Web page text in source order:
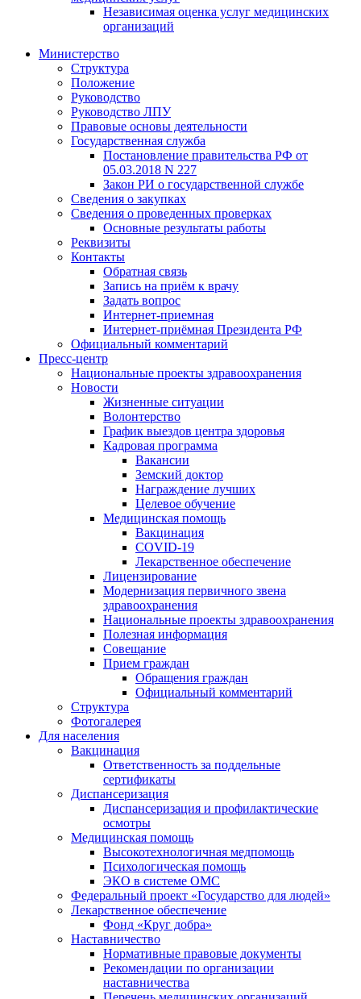
Независимая оценка услуг медицинскиx
организаций
Министерство
Структура
Положение
Руководство
Руководство ЛПУ
Правовые основы деятельности
Государственная служба
Постановление правительства РФ от
05.03.2018 N 227
Закон РИ о государственной службе
Сведения о закупках
Сведения о проведенных проверках
Основные результаты работы
Реквизиты
Контакты
Обратная связь
Запись на приём к врачу
Задать вопрос
Интернет-приемная
Интернет-приёмная Президента РФ
Официальный комментарий
Пресс-центр
Национальные проекты здравоохранения
Новости
Жизненные ситуации
Волонтерство
График выездов центра здоровья
Кадровая программа
Вакансии
Земский доктор
Награждение лучших
Целевое обучение
Медицинская помощь
Вакцинация
COVID-19
Лекарственное обеспечение
Лицензирование
Модернизация первичного звена
здравоохранения
Национальные проекты здравоохранения
Полезная информация
Совещание
Прием граждан
Обращения граждан
Официальный комментарий
Структура
Фотогалерея
Для населения
Вакцинация
Ответственность за поддельные
сертификаты
Диспансеризация
Диспансеризация и профилактические
осмотры
Медицинская помощь
Высокотехнологичная медпомощь
Психологическая помощь
ЭКО в системе ОМС
Федеральный проект «Государство для людей»
Лекарственное обеспечение
Фонд «Круг добра»
Наставничество
Нормативные правовые документы
Рекомендации по организации
наставничества